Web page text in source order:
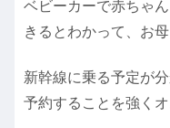
ベビーカーで赤ちゃ
きるとわかって、お
新幹線に乗る予定が
予約することを強くオ